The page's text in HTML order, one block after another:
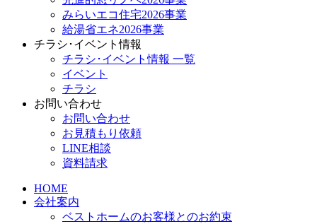
みらいエコ住宅2026事業
給湯省エネ2026事業
チラシ･イベント情報
チラシ･イベント情報 一覧
イベント
チラシ
お問い合わせ
お問い合わせ
お見積もり依頼
LINE相談
資料請求
HOME
会社案内
ベストホームのお客様とのお約束